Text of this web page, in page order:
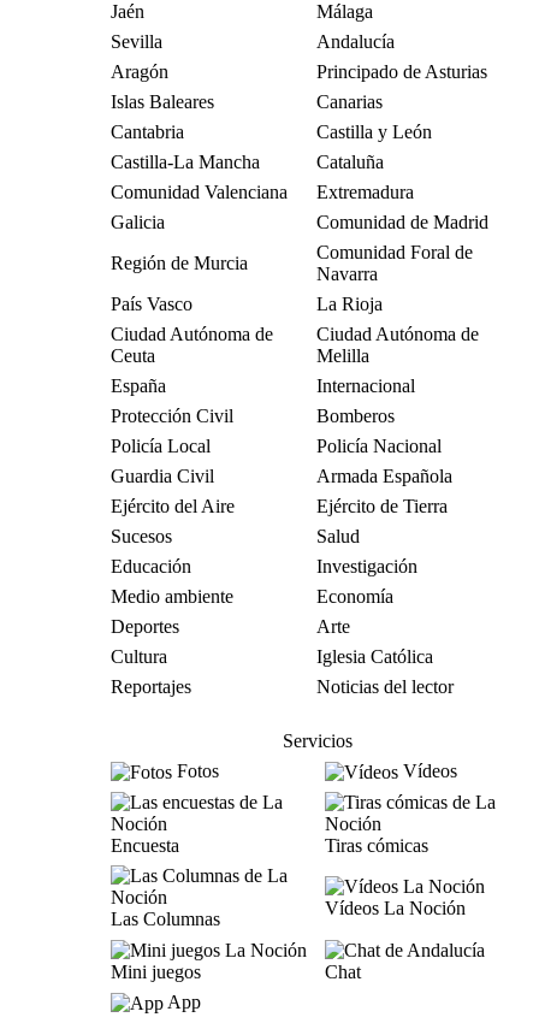
Jaén
Málaga
Sevilla
Andalucía
Aragón
Principado de Asturias
Islas Baleares
Canarias
Cantabria
Castilla y León
Castilla-La Mancha
Cataluña
Comunidad Valenciana
Extremadura
Galicia
Comunidad de Madrid
Región de Murcia
Comunidad Foral de
Navarra
País Vasco
La Rioja
Ciudad Autónoma de
Ceuta
Ciudad Autónoma de
Melilla
España
Internacional
Protección Civil
Bomberos
Policía Local
Policía Nacional
Guardia Civil
Armada Española
Ejército del Aire
Ejército de Tierra
Sucesos
Salud
Educación
Investigación
Medio ambiente
Economía
Deportes
Arte
Cultura
Iglesia Católica
Reportajes
Noticias del lector
Servicios
Fotos
Vídeos
Encuesta Tiras cómicas
Las Columnas
Vídeos La Noción
Mini juegos
Chat
App